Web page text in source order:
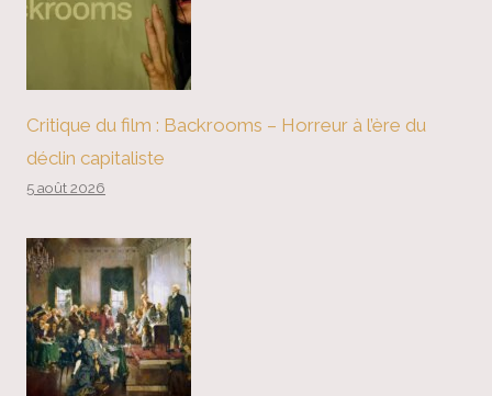
Critique du film : Backrooms – Horreur à l’ère du
déclin capitaliste
5 août 2026